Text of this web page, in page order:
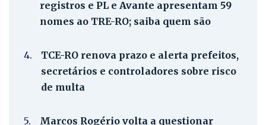
registros e PL e Avante apresentam 59
nomes ao TRE-RO; saiba quem são
4.
TCE-RO renova prazo e alerta prefeitos,
secretários e controladores sobre risco
de multa
5.
Marcos Rogério volta a questionar